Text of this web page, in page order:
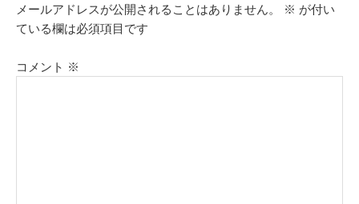
メールアドレスが公開されることはありません。 ※ が付い
ている欄は必須項目です
コメント ※